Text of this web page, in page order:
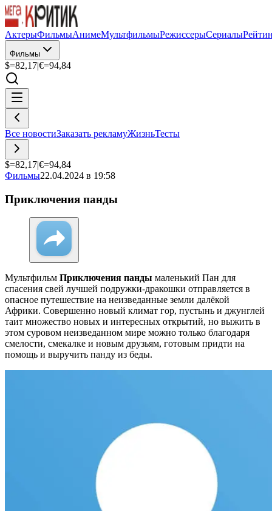
АктерыФильмыАнимеМультфильмыРежиссерыСериалы
Фильмы
$=82,17|€=94,84
Все новостиЗаказать рекламуЖизньТесты
$=82,17|€=94,84
Фильмы22.04.2024 в 19:58
Приключения панды
Мультфильм Приключения панды маленький Пан для
спасения свей лучшей подружки-дракошки отправляется в
опасное путешествие на неизведанные земли далёкой
Африки. Совершенно новый климат гор, пустынь и джунглей
таит множество новых и интересных открытий, но выжить в
этом суровом неизведанном мире можно только благодаря
смелости, смекалке и новым друзьям, готовым придти на
помощь и выручить панду из беды.